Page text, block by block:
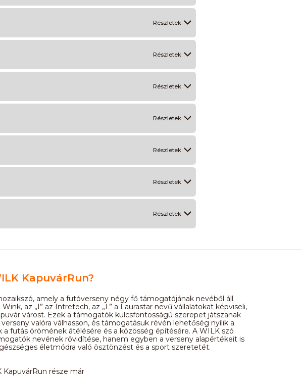
Részletek
Részletek
Részletek
Részletek
Részletek
Részletek
Részletek
KapuvárRun?
amely a futóverseny négy fő támogatójának nevéből áll
Wink, az „I” az Intretech, az „L” a Laurastar nevű vállalatokat képviseli,
várost. Ezek a támogatók kulcsfontosságú szerepet játszanak
valóra válhasson, és támogatásuk révén lehetőség nyílik a
a futás örömének átélésére és a közösség építésére. A WILK szó
nevének rövidítése, hanem egyben a verseny alapértékeit is
életmódra való ösztönzést és a sport szeretetét.
KapuvárRun része már